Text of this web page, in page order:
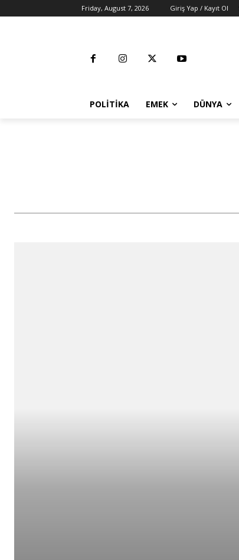
Friday, August 7, 2026 Giriş Yap / Kayıt Ol
POLITIKA EMEK DÜNYA